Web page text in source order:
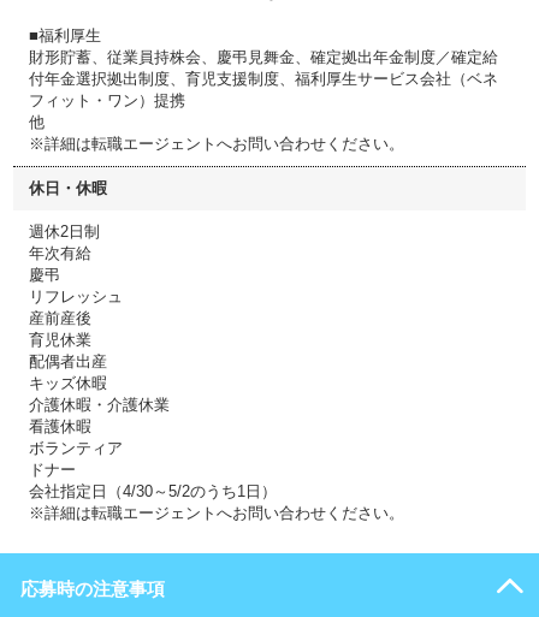
■福利厚生
財形貯蓄、従業員持株会、慶弔見舞金、確定拠出年金制度／確定給
付年金選択拠出制度、育児支援制度、福利厚生サービス会社（ベネ
フィット・ワン）提携
他
※詳細は転職エージェントへお問い合わせください。
休日・休暇
週休2日制
年次有給
慶弔
リフレッシュ
産前産後
育児休業
配偶者出産
キッズ休暇
介護休暇・介護休業
看護休暇
ボランティア
ドナー
会社指定日（4/30～5/2のうち1日）
※詳細は転職エージェントへお問い合わせください。
応募時の注意事項